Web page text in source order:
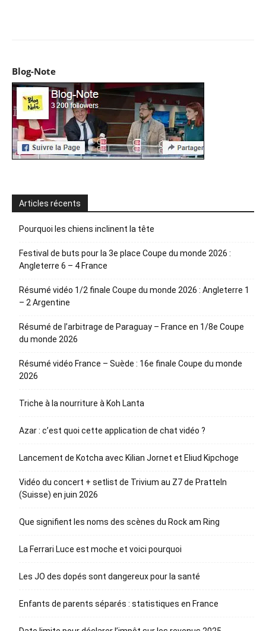
Blog-Note
Articles récents
Pourquoi les chiens inclinent la tête
Festival de buts pour la 3e place Coupe du monde 2026 :
Angleterre 6 – 4 France
Résumé vidéo 1/2 finale Coupe du monde 2026 : Angleterre 1
– 2 Argentine
Résumé de l’arbitrage de Paraguay – France en 1/8e Coupe
du monde 2026
Résumé vidéo France – Suède : 16e finale Coupe du monde
2026
Triche à la nourriture à Koh Lanta
Azar : c’est quoi cette application de chat vidéo ?
Lancement de Kotcha avec Kilian Jornet et Eliud Kipchoge
Vidéo du concert + setlist de Trivium au Z7 de Pratteln
(Suisse) en juin 2026
Que signifient les noms des scènes du Rock am Ring
La Ferrari Luce est moche et voici pourquoi
Les JO des dopés sont dangereux pour la santé
Enfants de parents séparés : statistiques en France